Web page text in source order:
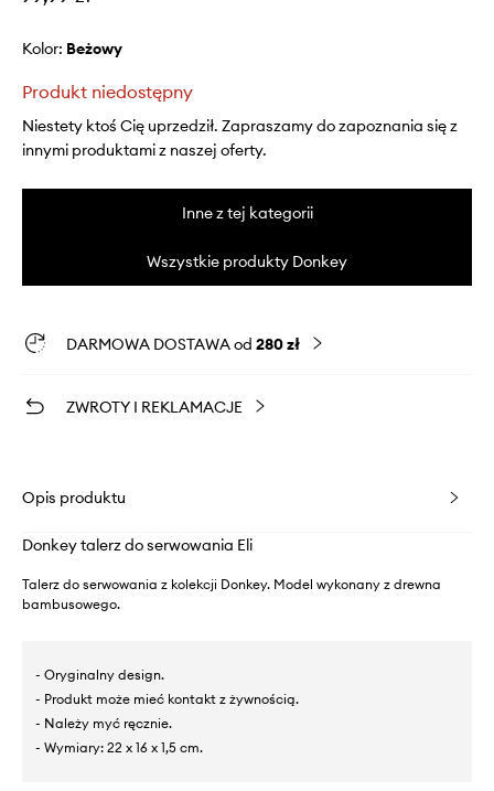
Kolor: beżowy
Produkt niedostępny
Niestety ktoś Cię uprzedził. Zapraszamy do zapoznania się z
innymi produktami z naszej oferty.
Inne z tej kategorii
Wszystkie produkty Donkey
DARMOWA DOSTAWA od 280 zł
ZWROTY I REKLAMACJE
Opis produktu
Donkey talerz do serwowania Eli
Talerz do serwowania z kolekcji Donkey. Model wykonany z drewna
bambusowego.
- Oryginalny design.
- Produkt może mieć kontakt z żywnością.
- Należy myć ręcznie.
- Wymiary: 22 x 16 x 1,5 cm.